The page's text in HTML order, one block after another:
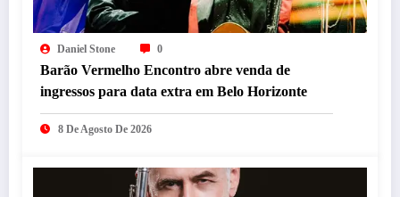
Daniel Stone 0
Barão Vermelho Encontro abre venda de
ingressos para data extra em Belo Horizonte
8 De Agosto De 2026